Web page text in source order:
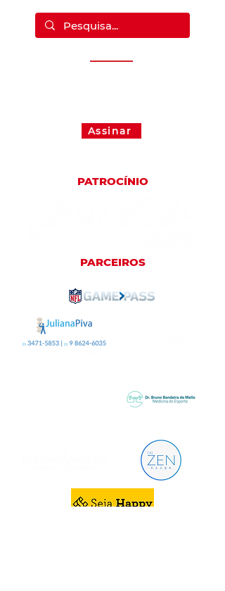
Assinar
PATROCÍNIO
PARCEIROS